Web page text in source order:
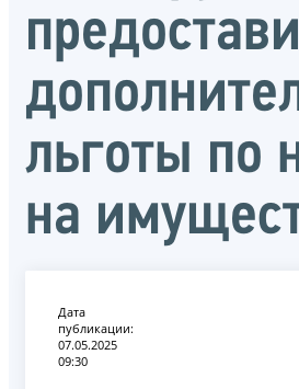
льготы по
на
Дата
публикации:
07.05.2025
09:30